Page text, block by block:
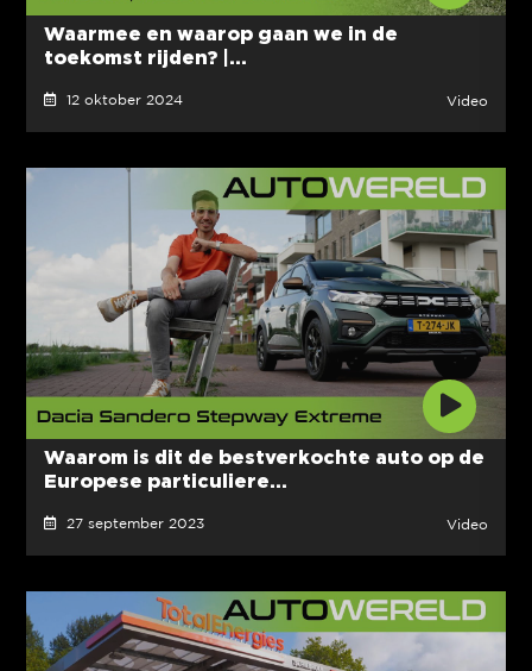
Waarmee en waarop gaan we in de
toekomst rijden? |...
12 oktober 2024 Video
Waarom is dit de bestverkochte auto op de
Europese particuliere...
27 september 2023 Video